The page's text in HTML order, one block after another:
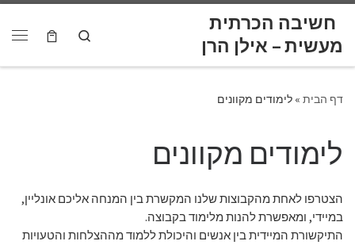
לתוכן
חשיבה הכרתית Search
דף הבית » לימודים מקוונים
לימודים מקוונים
הצטרפו לאחת מהקבוצות שלנו המקשרת בין המנחה אליכם אונליין,
במיידי, ומאפשרת להנות מלימוד בקבוצה.
התיקשורת המיידית בין אנשים והיכולת ללמוד מההצלחות והטעויות